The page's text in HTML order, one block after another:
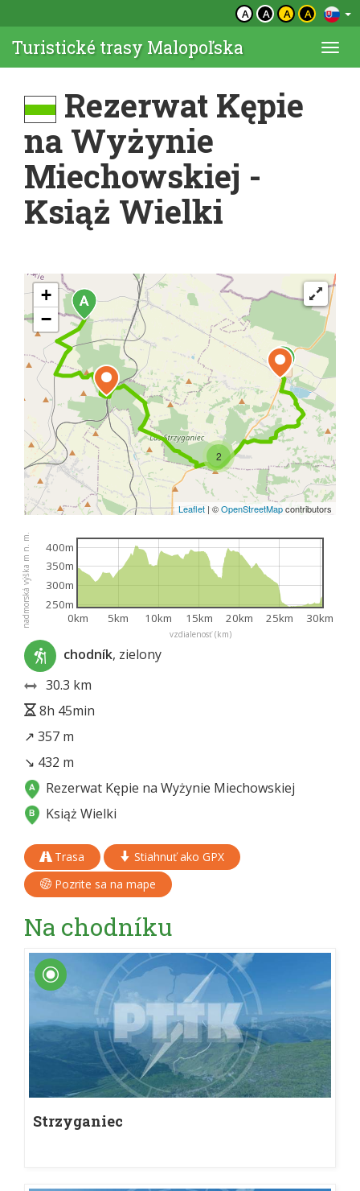
A A A A
Turistické trasy Malopoľska
Rezerwat Kępie
na Wyżynie
Miechowskiej -
Książ Wielki
2
+
−
Leaflet | ©OpenStreetMapcontributors
vzdialenosť (km)
nadmorská výška m n. m. 0km 5km 10km 15km 20km 25km 30km
250m
300m
350m
400m
chodník, zielony
30.3 km
8h 45min
↗ 357 m
↘ 432 m
Rezerwat Kępie na Wyżynie Miechowskiej
Książ Wielki
Trasa
Stiahnuť ako GPX
Pozrite sa na mape
Na chodníku
Strzyganiec